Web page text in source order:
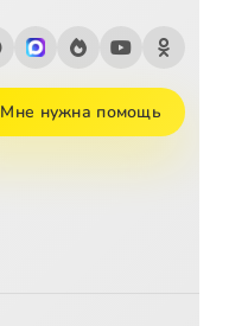
Мне нужна помощь